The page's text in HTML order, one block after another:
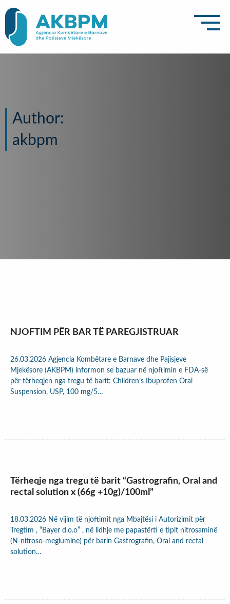
Author:
akbpm
NJOFTIM PËR BAR TË PAREGJISTRUAR
26.03.2026 Agjencia Kombëtare e Barnave dhe Pajisjeve
Mjekësore (AKBPM) informon se bazuar në njoftimin e FDA-së
për tërheqjen nga tregu të barit: Children’s Ibuprofen Oral
Suspension, USP, 100 mg/5…
Tërheqje nga tregu të barit “Gastrografin, Oral and
rectal solution x (66g +10g)/100ml”
18.03.2026 Në vijim të njoftimit nga Mbajtësi i Autorizimit për
Tregtim , “Bayer d.o.o” , në lidhje me papastërti e tipit nitrosaminë
(N-nitroso-meglumine) për barin Gastrografin, Oral and rectal
solution…